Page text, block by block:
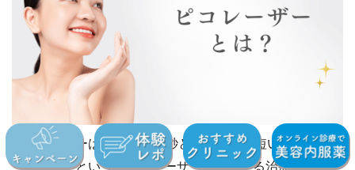
ピコレーザーは、1兆分の1秒という極めて短い時間である
「ピコ秒」という単位でレーザーを照射する治療法です。